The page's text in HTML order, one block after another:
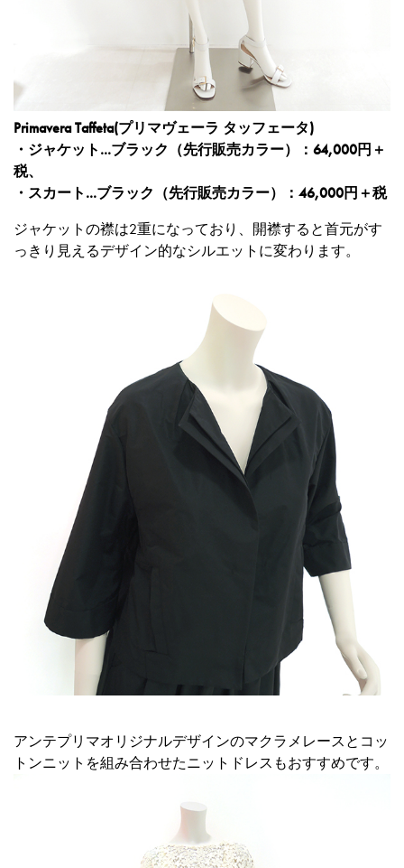
Primavera Taffeta(プリマヴェーラ タッフェータ)
・ジャケット...ブラック（先行販売カラー）：64,000円＋
税、
・スカート...ブラック（先行販売カラー）：46,000円＋税
ジャケットの襟は2重になっており、開襟すると首元がす
っきり見えるデザイン的なシルエットに変わります。
アンテプリマオリジナルデザインのマクラメレースとコッ
トンニットを組み合わせたニットドレスもおすすめです。